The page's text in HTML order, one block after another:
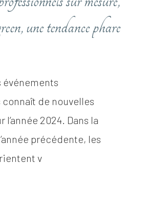
une tendance phare
événements
de nouvelles
2024. Dans la
précédente, les
v